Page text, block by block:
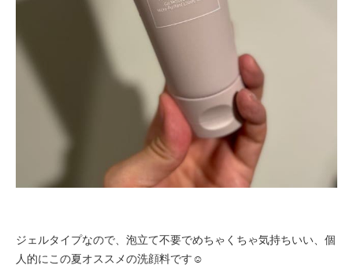
ジェルタイプなので、泡立て不要でめちゃくちゃ気持ちいい、個
人的にこの夏オススメの洗顔料です☺︎